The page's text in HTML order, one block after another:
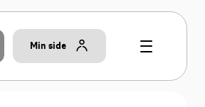
Min side